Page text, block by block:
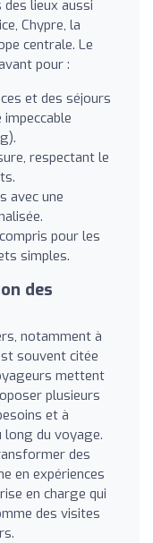
lieux aussi
Chypre, la
centrale. Le
pour :
et des séjours
respectant le
avec une
pour les
simples.
des
notamment à
souvent citée
mettent
plusieurs
et à
du voyage.
des
en expériences
en charge qui
des visites